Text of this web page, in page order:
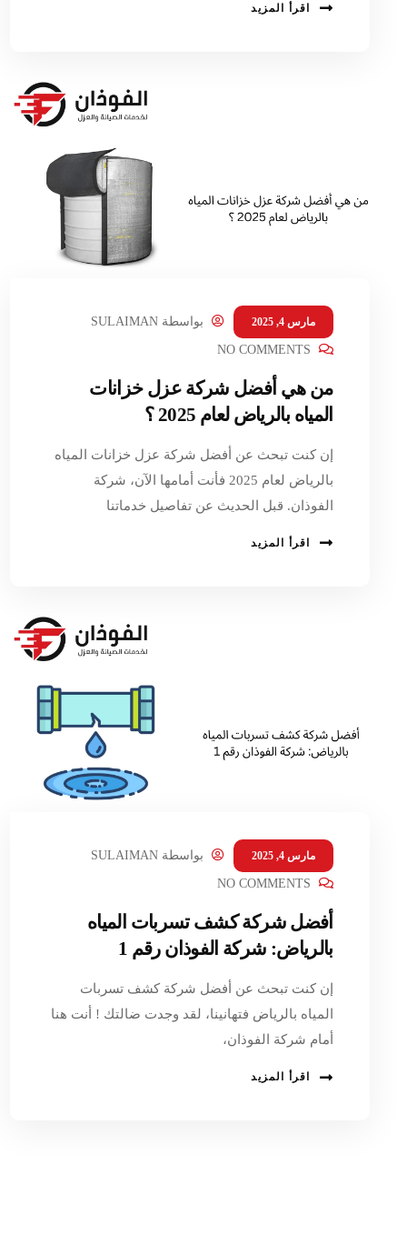
اقرأ المزيد
مارس 4, 2025 بواسطةSULAIMAN
NO COMMENTS
من هي أفضل شركة عزل خزانات
المياه بالرياض لعام 2025 ؟
إن كنت تبحث عن أفضل شركة عزل خزانات المياه
بالرياض لعام 2025 فأنت أمامها الآن، شركة
الفوذان. قبل الحديث عن تفاصيل خدماتنا
اقرأ المزيد
مارس 4, 2025 بواسطةSULAIMAN
NO COMMENTS
أفضل شركة كشف تسربات المياه
بالرياض: شركة الفوذان رقم 1
إن كنت تبحث عن أفضل شركة كشف تسربات
المياه بالرياض فتهانينا، لقد وجدت ضالتك ! أنت هنا
أمام شركة الفوذان،
اقرأ المزيد